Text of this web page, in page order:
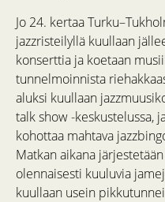
Jo 24. kertaa
jazzristeilyllä kuullaan
konserttia ja koetaan
tunnelmoinnista
aluksi kuullaan
talk show -keskustelussa,
kohottaa mahtava
Matkan aikana
olennaisesti kuuluvia
kuullaan usein